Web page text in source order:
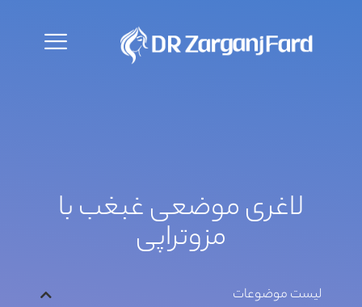
لاغری موضعی غبغب با
مزوتراپی
لیست موضوعات